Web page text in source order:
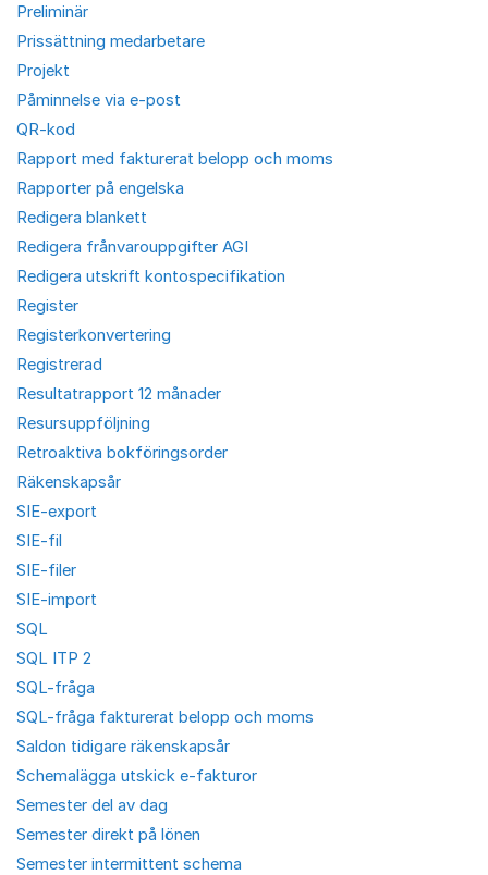
Preliminär
Prissättning medarbetare
Projekt
Påminnelse via e-post
QR-kod
Rapport med fakturerat belopp och moms
Rapporter på engelska
Redigera blankett
Redigera frånvarouppgifter AGI
Redigera utskrift kontospecifikation
Register
Registerkonvertering
Registrerad
Resultatrapport 12 månader
Resursuppföljning
Retroaktiva bokföringsorder
Räkenskapsår
SIE-export
SIE-fil
SIE-filer
SIE-import
SQL
SQL ITP 2
SQL-fråga
SQL-fråga fakturerat belopp och moms
Saldon tidigare räkenskapsår
Schemalägga utskick e-fakturor
Semester del av dag
Semester direkt på lönen
Semester intermittent schema